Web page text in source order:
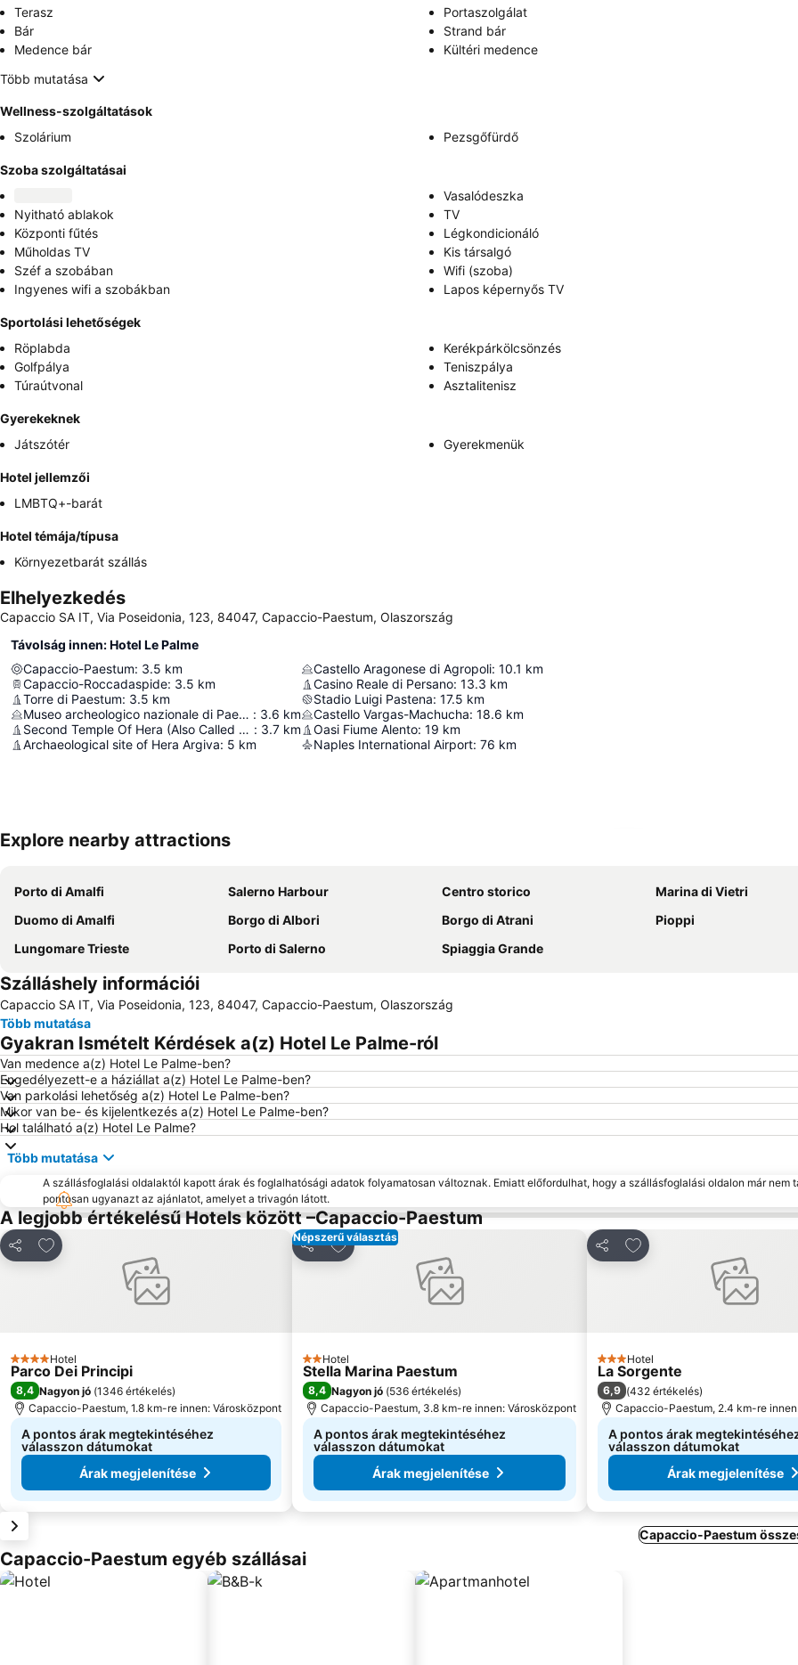
Terasz
Portaszolgálat
Bár
Strand bár
Medence bár
Kültéri medence
Több mutatása
Wellness-szolgáltatások
Szolárium
Pezsgőfürdő
Szoba szolgáltatásai
Vasalódeszka
Nyitható ablakok
TV
Központi fűtés
Légkondicionáló
Műholdas TV
Kis társalgó
Széf a szobában
Wifi (szoba)
Ingyenes wifi a szobákban
Lapos képernyős TV
Sportolási lehetőségek
Röplabda
Kerékpárkölcsönzés
Golfpálya
Teniszpálya
Túraútvonal
Asztalitenisz
Gyerekeknek
Játszótér
Gyerekmenük
Hotel jellemzői
LMBTQ+-barát
Hotel témája/típusa
Környezetbarát szállás
Elhelyezkedés
Capaccio SA IT, Via Poseidonia, 123, 84047, Capaccio-Paestum, Olaszország
Távolság innen: Hotel Le Palme
Capaccio-Paestum: 3.5 km
Capaccio-Roccadaspide: 3.5 km
Torre di Paestum: 3.5 km
Museo archeologico nazionale di Paestum : 3.6 km
Second Temple Of Hera (Also Called Of Neptune Or Poseidon) : 3.7 km
Archaeological site of Hera Argiva: 5 km
Castello Aragonese di Agropoli: 10.1 km
Casino Reale di Persano: 13.3 km
Stadio Luigi Pastena: 17.5 km
Castello Vargas-Machucha: 18.6 km
Oasi Fiume Alento: 19 km
Naples International Airport: 76 km
Explore nearby attractions
Porto di Amalfi Salerno Harbour Centro storico
Marina di Vietri
Duomo di Amalfi
Borgo di Albori Borgo di Atrani
Pioppi
Lungomare Trieste
Porto di Salerno Spiaggia Grande
Szálláshely információi
Capaccio SA IT, Via Poseidonia, 123, 84047, Capaccio-Paestum, Olaszország
Több mutatása
Gyakran Ismételt Kérdések a(z) Hotel Le Palme-ról
Van medence a(z) Hotel Le Palme-ben?
Engedélyezett-e a háziállat a(z) Hotel Le Palme-ben?
Van parkolási lehetőség a(z) Hotel Le Palme-ben?
Mikor van be- és kijelentkezés a(z) Hotel Le Palme-ben?
Hol található a(z) Hotel Le Palme?
Több mutatása
A szállásfoglalási oldalaktól kapott árak és foglalhatósági adatok folyamatosan változnak. Emiatt előfordulhat, hogy a szállásfoglalási oldalon már nem
pontosan ugyanazt az ajánlatot, amelyet a trivagón látott.
A legjobb értékelésű Hotels között –Capaccio-Paestum
Megosztás
Hozzáadás a kedvencekhez
4 Kategória
Hotel
Parco Dei Principi
8,4 Nagyon jó (1346 értékelés)
Capaccio-Paestum, 1.8 km-re innen: Városközpont
A pontos árak megtekintéséhez
válasszon dátumokat
Árak megjelenítése
Népszerű választás
Megosztás
Hozzáadás a kedvencekhez
2 Kategória
Hotel
Stella Marina Paestum
8,4 Nagyon jó (536 értékelés)
Capaccio-Paestum, 3.8 km-re innen: Városközpont
A pontos árak megtekintéséhez
válasszon dátumokat
Árak megjelenítése
Megosztás
Hozzáadás a
3 Kategória
Hotel
La Sorgente
6,9 (432 értékelés)
Capaccio-Paestum, 2.4 km-re
A pontos árak
válasszon dátumokat
Árak megjelenítése
Capaccio-Paestum
Capaccio-Paestum egyéb szállásai